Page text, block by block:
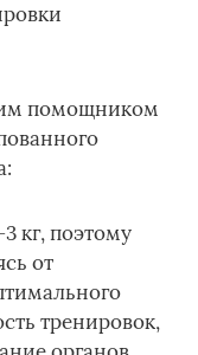
помощником
кг, поэтому
от
тренировок,